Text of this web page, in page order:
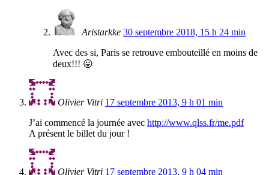
Aristarkke 30 septembre 2018, 15 h 24 min
Avec des si, Paris se retrouve embouteillé en moins de
deux!!! 😛
Olivier Vitri 17 septembre 2013, 9 h 01 min
J’ai commencé la journée avec http://www.qlss.fr/me.pdf
A présent le billet du jour !
Olivier Vitri 17 septembre 2013, 9 h 04 min